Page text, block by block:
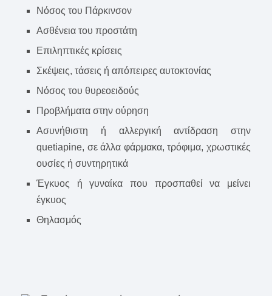
Νόσος του Πάρκινσον
Ασθένεια του προστάτη
Επιληπτικές κρίσεις
Σκέψεις, τάσεις ή απόπειρες αυτοκτονίας
Νόσος του θυρεοειδούς
Προβλήματα στην ούρηση
Ασυνήθιστη ή αλλεργική αντίδραση στην
quetiapine, σε άλλα φάρμακα, τρόφιμα, χρωστικές
ουσίες ή συντηρητικά
Έγκυος ή γυναίκα που προσπαθεί να μείνει
έγκυος
Θηλασμός